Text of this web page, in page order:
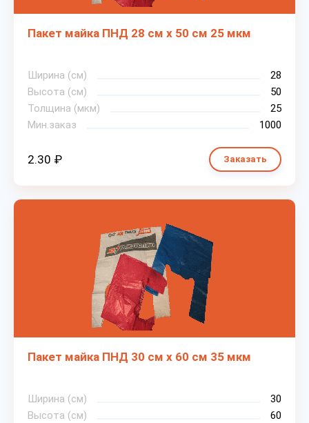
Пакет майка ПНД 28 см х 50 см 25 мкм
Ширина (см)
28
Высота (см)
50
Толщина (мкм)
25
Мин.заказ
1000
2.30 ₽ Заказать
Пакет майка ПНД 30 см х 60 см 35 мкм
Ширина (см)
30
Высота (см)
60